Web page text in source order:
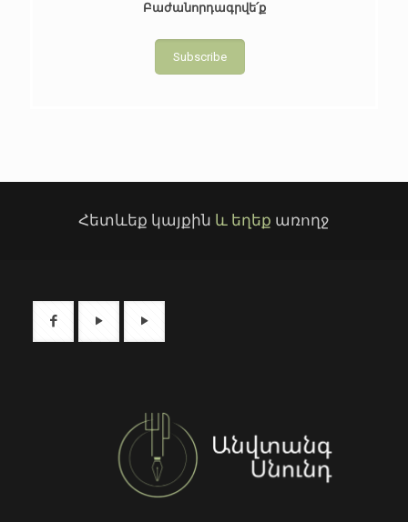
Բաժանորդագրվե՛ք
Subscribe
Հետևեք կայքին և եղեք առողջ